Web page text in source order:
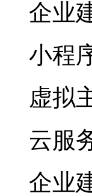
企业
小程
虚拟
云服
企业